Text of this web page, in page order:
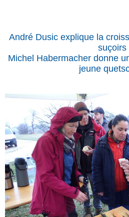
André Dusic explique la
suçoirs
Michel Habermacher donne
jeune